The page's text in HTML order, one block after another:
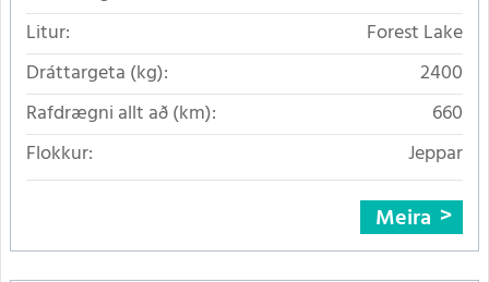
Litur:
Forest Lake
Dráttargeta (kg):
2400
Rafdrægni allt að (km):
660
Flokkur:
Jeppar
Meira